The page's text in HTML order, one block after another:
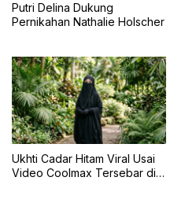
Putri Delina Dukung
Pernikahan Nathalie Holscher
Ukhti Cadar Hitam Viral Usai
Video Coolmax Tersebar di